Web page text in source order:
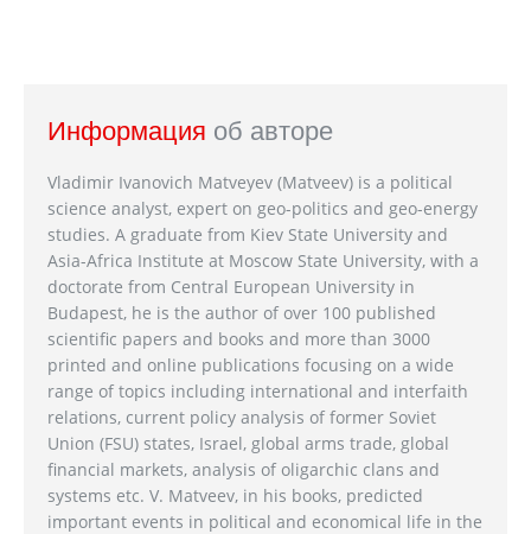
Информация об авторе
Vladimir Ivanovich Matveyev (Matveev) is a political
science analyst, expert on geo-politics and geo-energy
studies. A graduate from Kiev State University and
Asia-Africa Institute at Moscow State University, with a
doctorate from Central European University in
Budapest, he is the author of over 100 published
scientific papers and books and more than 3000
printed and online publications focusing on a wide
range of topics including international and interfaith
relations, current policy analysis of former Soviet
Union (FSU) states, Israel, global arms trade, global
financial markets, analysis of oligarchic clans and
systems etc. V. Matveev, in his books, predicted
important events in political and economical life in the